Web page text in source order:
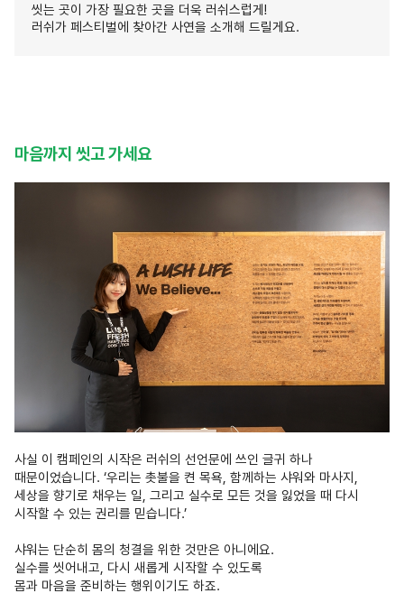
씻는 곳이 가장 필요한 곳을 더욱 러쉬스럽게!
러쉬가 페스티벌에 찾아간 사연을 소개해 드릴게요.
마음까지 씻고 가세요
사실 이 캠페인의 시작은 러쉬의 선언문에 쓰인 글귀 하나
때문이었습니다. ‘우리는 촛불을 켠 목욕, 함께하는 샤워와 마사지,
세상을 향기로 채우는 일, 그리고 실수로 모든 것을 잃었을 때 다시
시작할 수 있는 권리를 믿습니다.’
샤워는 단순히 몸의 청결을 위한 것만은 아니에요.
실수를 씻어내고, 다시 새롭게 시작할 수 있도록
몸과 마음을 준비하는 행위이기도 하죠.